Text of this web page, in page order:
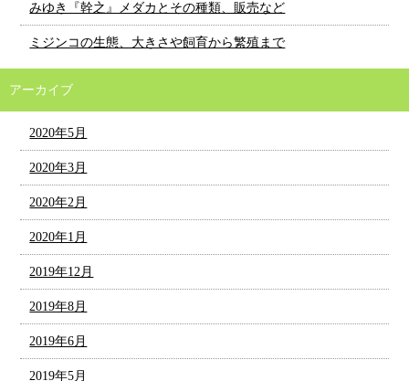
みゆき『幹之』メダカとその種類、販売など
ミジンコの生態、大きさや飼育から繁殖まで
アーカイブ
2020年5月
2020年3月
2020年2月
2020年1月
2019年12月
2019年8月
2019年6月
2019年5月